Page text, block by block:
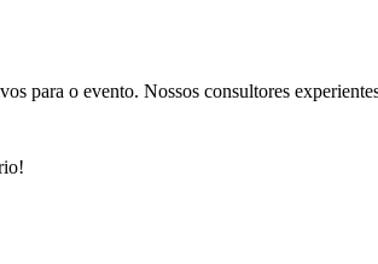
para o evento. Nossos consultores